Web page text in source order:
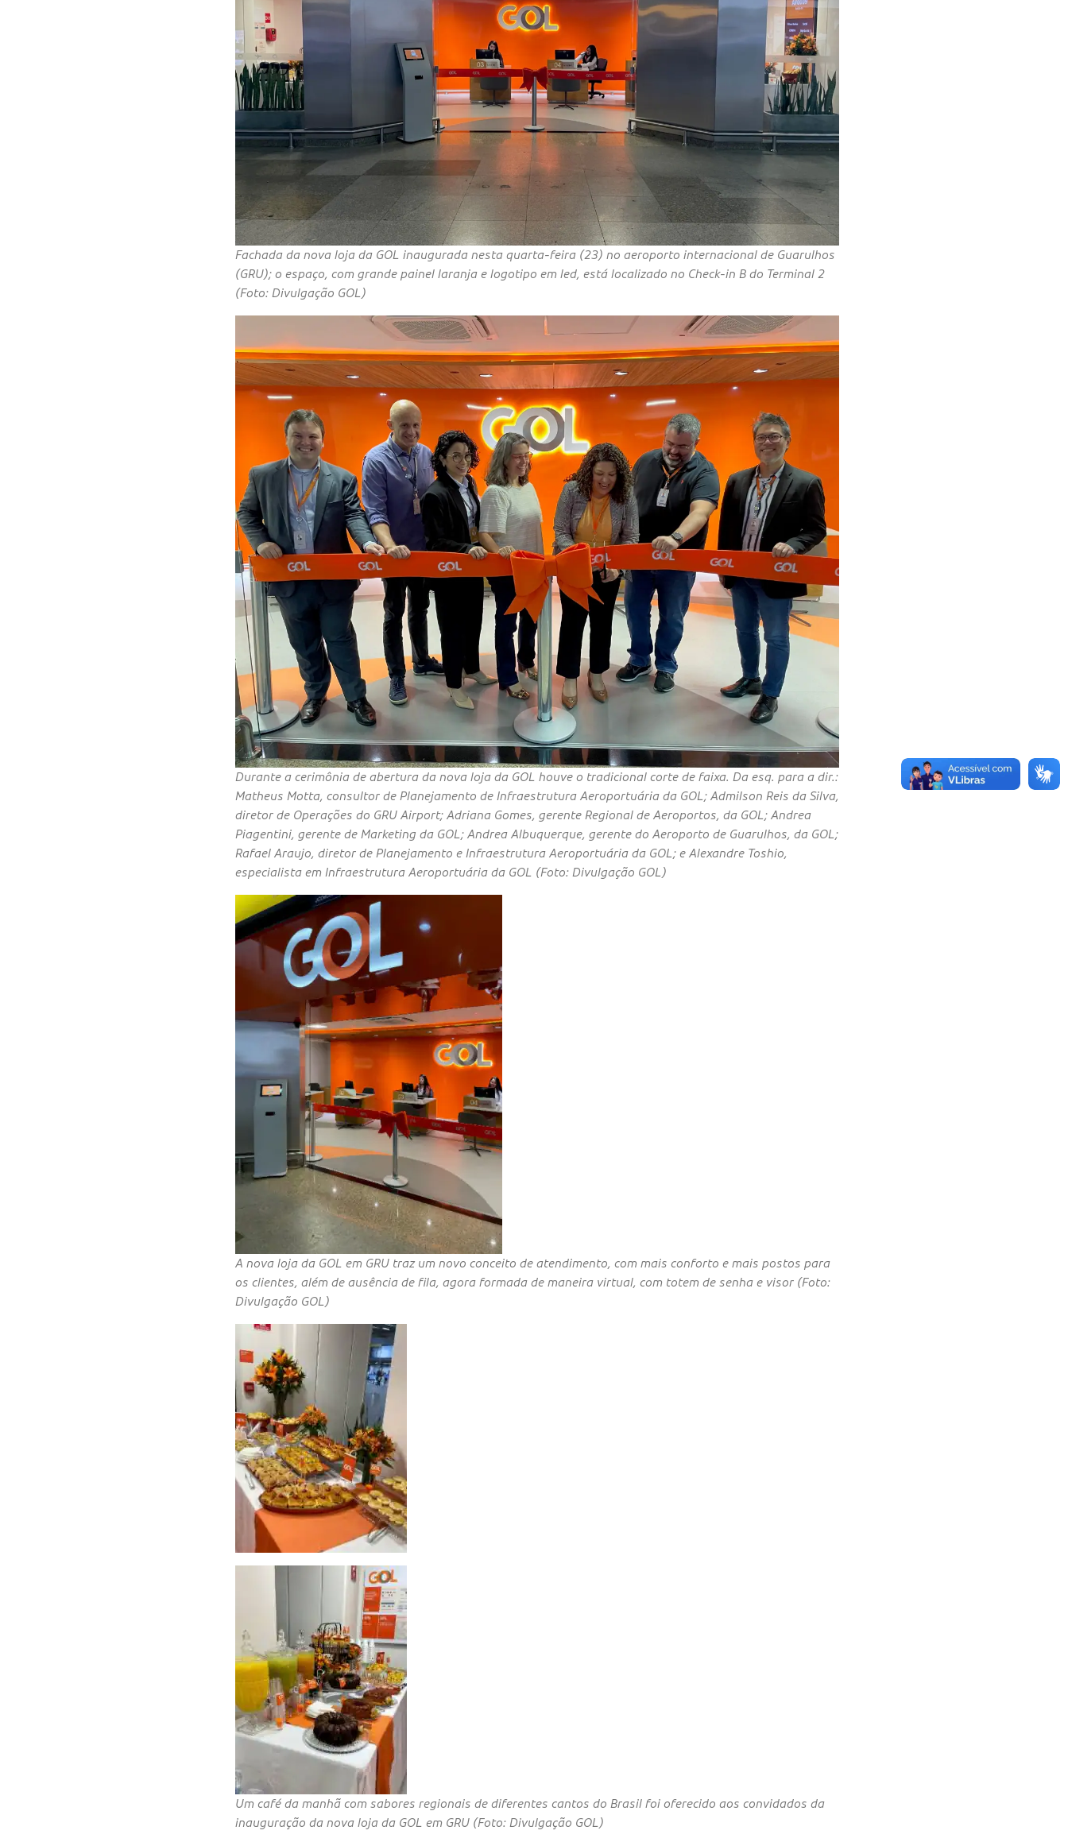
Fachada da nova loja da GOL inaugurada nesta quarta-feira (23) no aeroporto internacional de Guarulhos
(GRU); o espaço, com grande painel laranja e logotipo em led, está localizado no Check-in B do Terminal 2
(Foto: Divulgação GOL)
Durante a cerimônia de abertura da nova loja da GOL houve o tradicional corte de faixa. Da esq. para a dir.:
Matheus Motta, consultor de Planejamento de Infraestrutura Aeroportuária da GOL; Admilson Reis da Silva,
diretor de Operações do GRU Airport; Adriana Gomes, gerente Regional de Aeroportos, da GOL; Andrea
Piagentini, gerente de Marketing da GOL; Andrea Albuquerque, gerente do Aeroporto de Guarulhos, da GOL;
Rafael Araujo, diretor de Planejamento e Infraestrutura Aeroportuária da GOL; e Alexandre Toshio,
especialista em Infraestrutura Aeroportuária da GOL (Foto: Divulgação GOL)
A nova loja da GOL em GRU traz um novo conceito de atendimento, com mais conforto e mais postos para
os clientes, além de ausência de fila, agora formada de maneira virtual, com totem de senha e visor (Foto:
Divulgação GOL)
Um café da manhã com sabores regionais de diferentes cantos do Brasil foi oferecido aos convidados da
inauguração da nova loja da GOL em GRU (Foto: Divulgação GOL)